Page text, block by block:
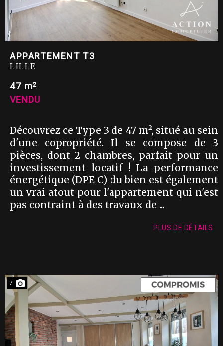
APPARTEMENT T3
LILLE
47 m2
VENDU
Découvrez ce Type 3 de 47 m², situé au sein
d'une copropriété. Il se compose de 3
pièces, dont 2 chambres, parfait pour un
investissement locatif ! La performance
énergétique (DPE C) du bien est également
un vrai atout pour l'appartement qui n'est
pas contraint à des travaux de ...
PLUS DE DÉTAILS
7